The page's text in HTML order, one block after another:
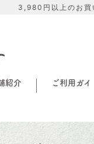
3,980円以上のお買
紹介 ご利用ガイ